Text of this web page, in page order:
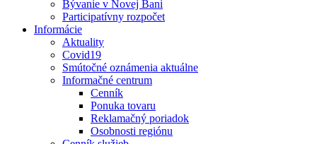
Bývanie v Novej Bani
Participatívny rozpočet
Informácie
Aktuality
Covid19
Smútočné oznámenia aktuálne
Informačné centrum
Cenník
Ponuka tovaru
Reklamačný poriadok
Osobnosti regiónu